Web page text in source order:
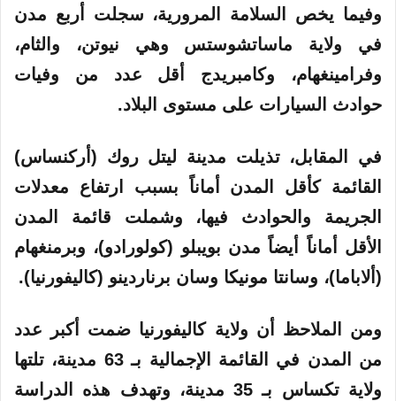
وفيما يخص السلامة المرورية، سجلت أربع مدن
في ولاية ماساتشوستس وهي نيوتن، والثام،
وفرامينغهام، وكامبريدج أقل عدد من وفيات
حوادث السيارات على مستوى البلاد.
في المقابل، تذيلت مدينة ليتل روك (أركنساس)
القائمة كأقل المدن أماناً بسبب ارتفاع معدلات
الجريمة والحوادث فيها، وشملت قائمة المدن
الأقل أماناً أيضاً مدن بويبلو (كولورادو)، وبرمنغهام
(ألاباما)، وسانتا مونيكا وسان برناردينو (كاليفورنيا).
ومن الملاحظ أن ولاية كاليفورنيا ضمت أكبر عدد
من المدن في القائمة الإجمالية بـ 63 مدينة، تلتها
ولاية تكساس بـ 35 مدينة، وتهدف هذه الدراسة